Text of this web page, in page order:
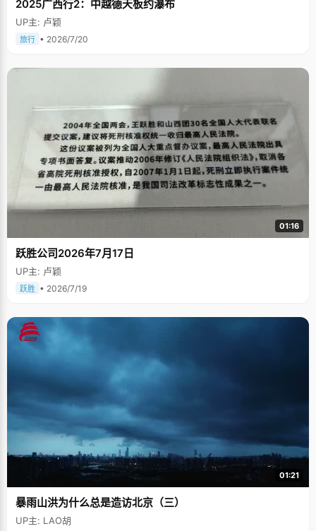
2025广西行2：中越德天板约瀑布
UP主: 卢颖
旅行 • 2026/7/20
01:16
跃胜公司2026年7月17日
UP主: 卢颖
跃胜 • 2026/7/19
01:21
暴雨山洪为什么总是造访北京（三）
UP主: LAO胡